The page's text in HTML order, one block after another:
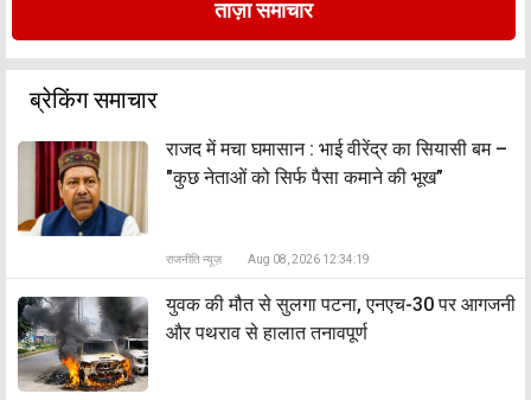
ताज़ा समाचार
ब्रेकिंग समाचार
राजद में मचा घमासान : भाई वीरेंद्र का सियासी बम –
"कुछ नेताओं को सिर्फ पैसा कमाने की भूख”
राजनीति न्यूज़ Aug 08, 2026 12:34:19
युवक की मौत से सुलगा पटना, एनएच-30 पर आगजनी
और पथराव से हालात तनावपूर्ण